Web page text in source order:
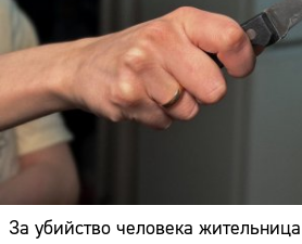
За убийство человека